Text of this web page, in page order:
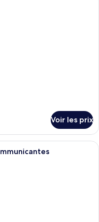
Voir les prix
chambre d’hôtel avec un grand